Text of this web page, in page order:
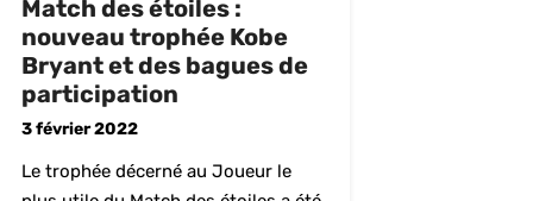
Match des étoiles :
nouveau trophée Kobe
Bryant et des bagues de
participation
3 février 2022
Le trophée décerné au Joueur le